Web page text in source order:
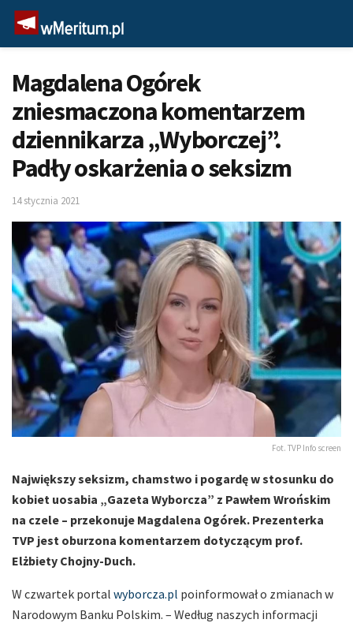
Magdalena Ogórek
zniesmaczona komentarzem
dziennikarza „Wyborczej”.
Padły oskarżenia o seksizm
14 stycznia 2021
Fot. TVP Info screen
Największy seksizm, chamstwo i pogardę w stosunku do
kobiet uosabia „Gazeta Wyborcza” z Pawłem Wrońskim
na czele – przekonuje Magdalena Ogórek. Prezenterka
TVP jest oburzona komentarzem dotyczącym prof.
Elżbiety Chojny-Duch.
W czwartek portal wyborcza.pl poinformował o zmianach w
Narodowym Banku Polskim. – Według naszych informacji